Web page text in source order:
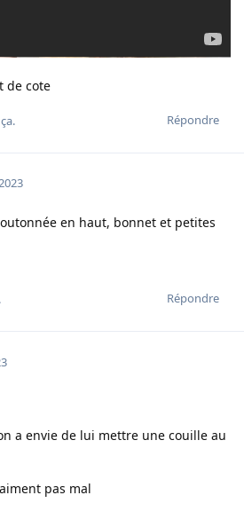
de cote
Répondre
en haut, bonnet et petites
Répondre
a envie de lui mettre une couille au
pas mal